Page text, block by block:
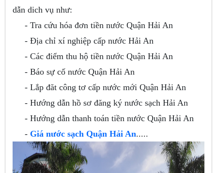
dẫn dich vụ như:
- Tra cứu hóa đơn tiền nước Quận Hải An
- Địa chỉ xí nghiệp cấp nước Hải An
- Các điểm thu hộ tiền nước Quận Hải An
- Báo sự cố nước Quận Hải An
- Lắp đăt công tơ cấp nước mới Quận Hải An
- Hướng dẫn hồ sơ đăng ký nước sạch Hải An
- Hướng dẫn thanh toán tiền nước Quận Hải An
- Giá nước sạch Quận Hải An.....